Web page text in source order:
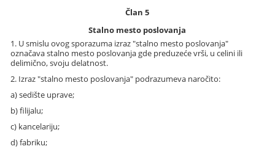
Član 5
Stalno mesto poslovanja
1. U smislu ovog sporazuma izraz "stalno mesto poslovanja"
označava stalno mesto poslovanja gde preduzeće vrši, u celini ili
delimično, svoju delatnost.
2. Izraz "stalno mesto poslovanja" podrazumeva naročito:
a) sedište uprave;
b) filijalu;
c) kancelariju;
d) fabriku;